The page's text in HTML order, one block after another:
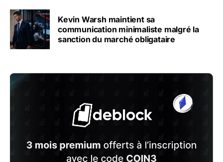
Kevin Warsh maintient sa
communication minimaliste malgré la
sanction du marché obligataire